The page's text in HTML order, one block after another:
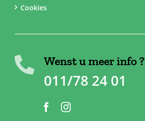
Cookies
Wenst u meer info ?
011/78 24 01